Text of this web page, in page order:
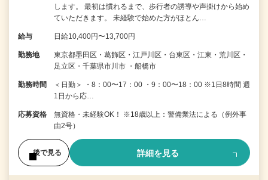
します。 最初は慣れるまで、歩行者の誘導や声掛けから始め
ていただきます。 未経験で始めた方がほとん…
給与 日給10,400円〜13,700円
勤務地
東京都墨田区・葛飾区・江戸川区・台東区・江東・荒川区・
足立区・千葉県市川市 ・船橋市
勤務時間
＜日勤＞ ・8：00〜17：00 ・9：00〜18：00 ※1日8時間 週
1日から応…
応募資格
無資格・未経験OK！ ※18歳以上：警備業法による（例外事
由2号）
後で見る 詳細を見る